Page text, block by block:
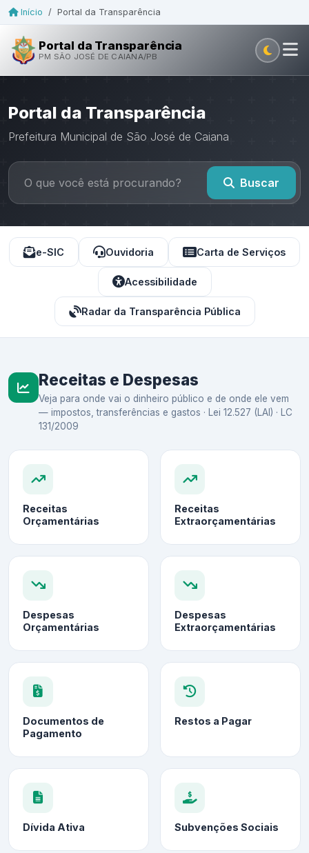
Início / Portal da Transparência
Portal da Transparência
PM SÃO JOSÉ DE CAIANA/PB
Portal da Transparência
Prefeitura Municipal de São José de Caiana
Buscar
e-SIC Ouvidoria Carta de Serviços
Acessibilidade
Radar da Transparência Pública
Receitas e Despesas
Veja para onde vai o dinheiro público e de onde ele vem
— impostos, transferências e gastos · Lei 12.527 (LAI) · LC
131/2009
Receitas
Orçamentárias
Receitas
Extraorçamentárias
Despesas
Orçamentárias
Despesas
Extraorçamentárias
Documentos de
Pagamento
Restos a Pagar
Dívida Ativa Subvenções Sociais